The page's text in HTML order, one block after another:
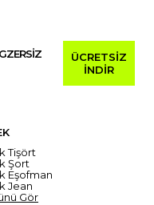
ÜCRETSİZ
İNDİR
Tişört
Şort
Eşofman
Jean
Gör